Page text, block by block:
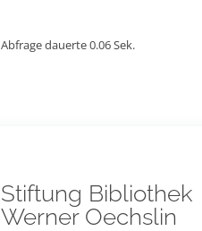
Abfrage dauerte 0.06 Sek.
Stiftung Bibliothek
Werner Oechslin